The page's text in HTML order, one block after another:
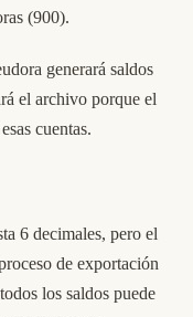
(900).
generará saldos
el archivo porque el
cuentas.
6 decimales, pero el
de exportación
los saldos puede